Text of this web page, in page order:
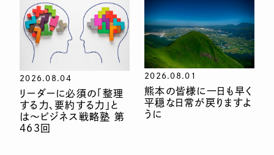
2026.08.04
リーダーに必須の「整理
する力、要約する力」と
は〜ビジネス戦略塾 第
463回
2026.08.01
熊本の皆様に一日も早く
平穏な日常が戻りますよ
うに